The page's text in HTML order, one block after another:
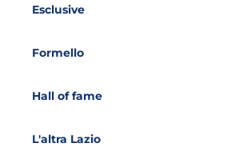
Esclusive
Formello
Hall of fame
L'altra Lazio